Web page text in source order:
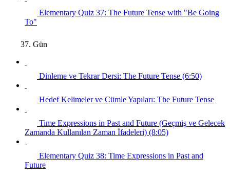
Elementary Quiz 37: The Future Tense with "Be Going
To"
37. Gün
Dinleme ve Tekrar Dersi: The Future Tense (6:50)
Hedef Kelimeler ve Cümle Yapıları: The Future Tense
Time Expressions in Past and Future (Geçmiş ve Gelecek
Zamanda Kullanılan Zaman İfadeleri) (8:05)
Elementary Quiz 38: Time Expressions in Past and
Future